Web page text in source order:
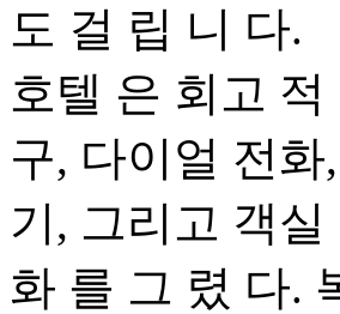
도 걸 립 니 다.
호텔 은 회고
구, 다이얼 전
기, 그리고 객
화 를 그 렸 다.